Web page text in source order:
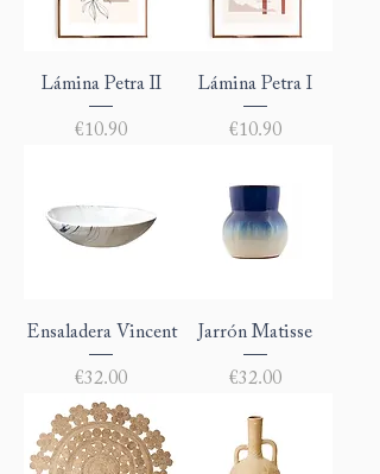
Lámina Petra II
Price
€10.90
Lámina Petra I
Price
€10.90
Ensaladera Vincent
Price
€32.00
Jarrón Matisse
Price
€32.00